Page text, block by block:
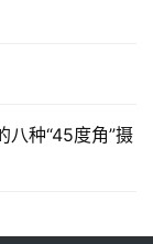
八种“45度角”摄